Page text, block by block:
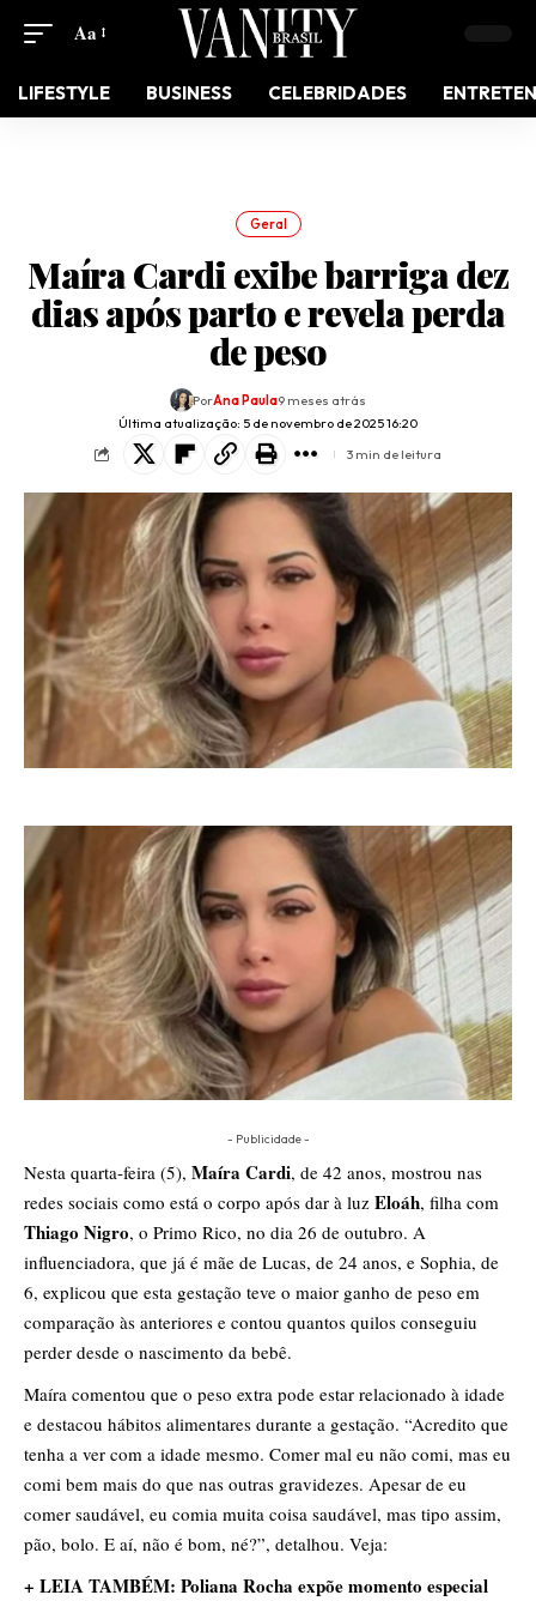
Aa
LIFESTYLE BUSINESS CELEBRIDADES
Geral
Maíra Cardi exibe barriga dez
dias após parto e revela perda
de peso
Última atualização: 5 de novembro de 2025 16:20
PorAna Paula9 meses atrás
3 min de leitura
- Publicidade -
Nesta quarta-feira (5), Maíra Cardi, de 42 anos, mostrou nas
redes sociais como está o corpo após dar à luz Eloáh, filha com
Thiago Nigro, o Primo Rico, no dia 26 de outubro. A
influenciadora, que já é mãe de Lucas, de 24 anos, e Sophia, de
6, explicou que esta gestação teve o maior ganho de peso em
comparação às anteriores e contou quantos quilos conseguiu
perder desde o nascimento da bebê.
Maíra comentou que o peso extra pode estar relacionado à idade
e destacou hábitos alimentares durante a gestação. “Acredito que
tenha a ver com a idade mesmo. Comer mal eu não comi, mas eu
comi bem mais do que nas outras gravidezes. Apesar de eu
comer saudável, eu comia muita coisa saudável, mas tipo assim,
pão, bolo. E aí, não é bom, né?”, detalhou. Veja:
+ LEIA TAMBÉM: Poliana Rocha expõe momento especial